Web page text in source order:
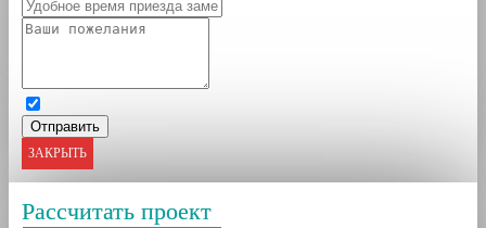
ЗАКРЫТЬ
Рассчитать проект